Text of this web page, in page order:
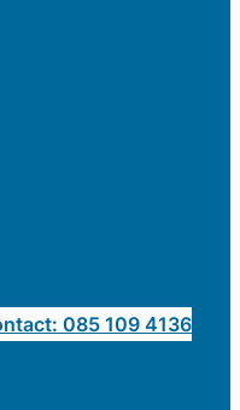
085 109 4136